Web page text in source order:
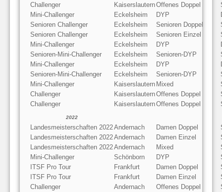
Challenger
KaiserslauternOffenes Doppel
Mini-Challenger
Eckelsheim DYP
Senioren Challenger
Eckelsheim Senioren Doppel
Senioren Challenger
Eckelsheim Senioren Einzel
Mini-Challenger
Eckelsheim DYP
Senioren-Mini-Challenger
Eckelsheim Senioren-DYP
Mini-Challenger
Eckelsheim DYP
Senioren-Mini-Challenger
Eckelsheim Senioren-DYP
Mini-Challenger
Kaiserslautern Mixed
Challenger
KaiserslauternOffenes Doppel
Challenger
KaiserslauternOffenes Doppel
2022
Landesmeisterschaften 2022Andernach Damen Doppel
Landesmeisterschaften 2022Andernach Damen Einzel
Landesmeisterschaften 2022Andernach Mixed
Mini-Challenger
Schönborn DYP
ITSF Pro Tour
Frankfurt Damen Doppel
ITSF Pro Tour
Frankfurt Damen Einzel
Challenger
Andernach Offenes Doppel